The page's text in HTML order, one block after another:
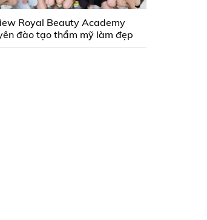
Royal Beauty Academy
đào tạo thẩm mỹ làm đẹp